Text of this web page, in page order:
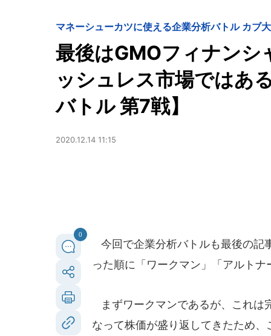
マネーシューカツに使える企業分析バトル カブ
最後はGMOフィナンシ
ッシュレス市場ではあ
バトル 第7戦】
2020.12.14 11:15
0
今回で企業分析バトルも最後の記
った順に「ワークマン」「アルト
まずワークマンであるが、これは
なって株価が盛り返してきたため